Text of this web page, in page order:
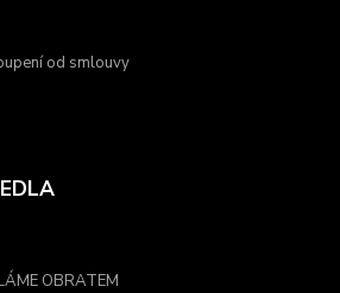
od smlouvy
OBRATEM